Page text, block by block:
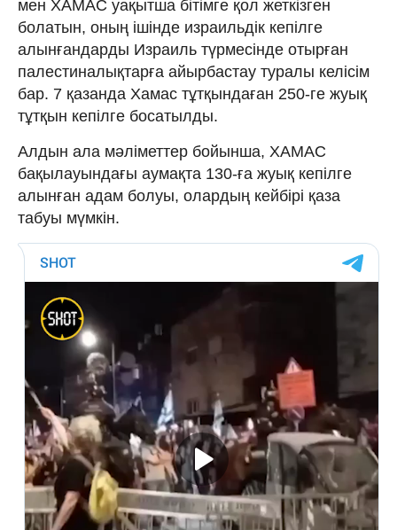
мен ХАМАС уақытша бітімге қол жеткізген
болатын, оның ішінде израильдік кепілге
алынғандарды Израиль түрмесінде отырған
палестиналықтарға айырбастау туралы келісім
бар. 7 қазанда Хамас тұтқындаған 250-ге жуық
тұтқын кепілге босатылды.
Алдын ала мәліметтер бойынша, ХАМАС
бақылауындағы аумақта 130-ға жуық кепілге
алынған адам болуы, олардың кейбірі қаза
табуы мүмкін.